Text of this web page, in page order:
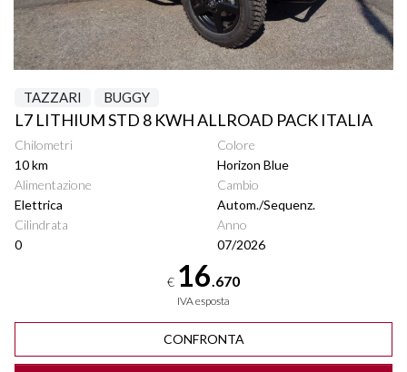
TAZZARI BUGGY
L7 LITHIUM STD 8 KWH ALLROAD PACK ITALIA
Chilometri
10 km
Colore
Horizon Blue
Alimentazione
Elettrica
Cambio
Autom./Sequenz.
Cilindrata
0
Anno
07/2026
€ 16.670
IVA esposta
CONFRONTA